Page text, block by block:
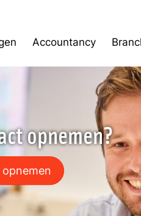
Accountancy
opnemen?